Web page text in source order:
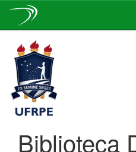
navigation
Biblioteca